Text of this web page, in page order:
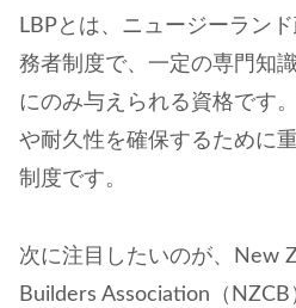
LBPとは、ニュージーラン
務者制度で、一定の専門知
にのみ与えられる資格です
や耐久性を確保するために
制度です。
次に注目したいのが、New
Builders Association（